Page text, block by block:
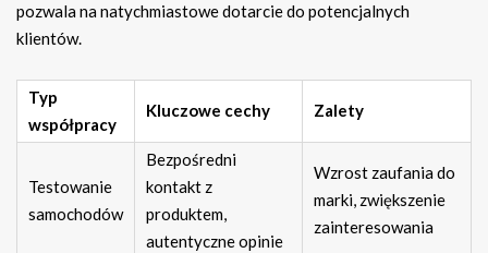
pozwala na natychmiastowe dotarcie do potencjalnych
klientów.
Typ
współpracy
Kluczowe cechy Zalety
Testowanie
samochodów
Bezpośredni
kontakt z
produktem,
autentyczne opinie
Wzrost zaufania do
marki, zwiększenie
zainteresowania